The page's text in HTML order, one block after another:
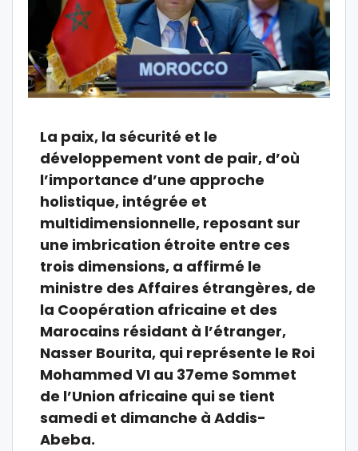
La paix, la sécurité et le
développement vont de pair, d’où
l’importance d’une approche
holistique, intégrée et
multidimensionnelle, reposant sur
une imbrication étroite entre ces
trois dimensions, a affirmé le
ministre des Affaires étrangères, de
la Coopération africaine et des
Marocains résidant à l’étranger,
Nasser Bourita, qui représente le Roi
Mohammed VI au 37eme Sommet
de l’Union africaine qui se tient
samedi et dimanche à Addis-
Abeba.